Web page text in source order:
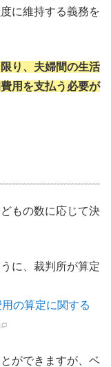
に維持する義務を
り、夫婦間の生活
用を支払う必要が
もの数に応じて決
に、裁判所が算定
の算定に関する
ができますが、ベ